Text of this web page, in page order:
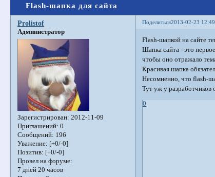
Flash-шапка для сайта
Поделиться2013-02-23
Prolistof
Администратор
Зарегистрирован: 2012-11-09
Приглашений: 0
Сообщений: 196
Уважение: [+0/-0]
Позитив: [+0/-0]
Провел на форуме:
7 дней 20 часов
Flash-шапкой на сайте
Шапка сайта - это
чтобы оно отражало
Красивая шапка
Несомненно, что flash-
Тут уж у разработчиков
0